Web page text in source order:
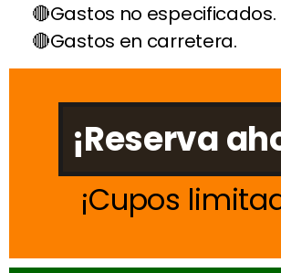
Gastos no especificados.
Gastos en carretera.
¡Reserva
Cupos